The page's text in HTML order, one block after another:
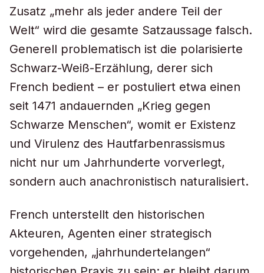
Zusatz „mehr als jeder andere Teil der
Welt“ wird die gesamte Satzaussage falsch.
Generell problematisch ist die polarisierte
Schwarz-Weiß-Erzählung, derer sich
French bedient – er postuliert etwa einen
seit 1471 andauernden „Krieg gegen
Schwarze Menschen“, womit er Existenz
und Virulenz des Hautfarbenrassismus
nicht nur um Jahrhunderte vorverlegt,
sondern auch anachronistisch naturalisiert.
French unterstellt den historischen
Akteuren, Agenten einer strategisch
vorgehenden, „jahrhundertelangen“